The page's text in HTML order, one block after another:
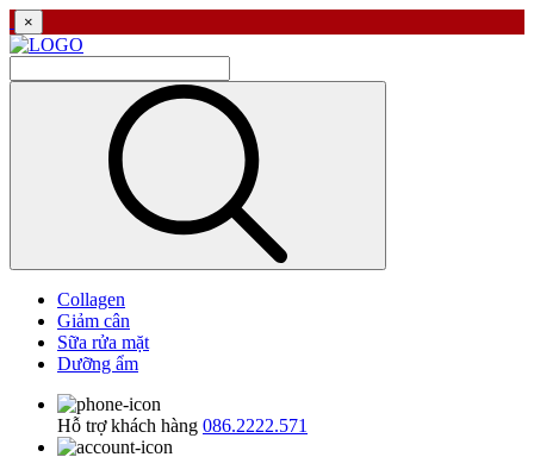
×
Collagen
Giảm cân
Sữa rửa mặt
Dưỡng ẩm
Hỗ trợ khách hàng 086.2222.571